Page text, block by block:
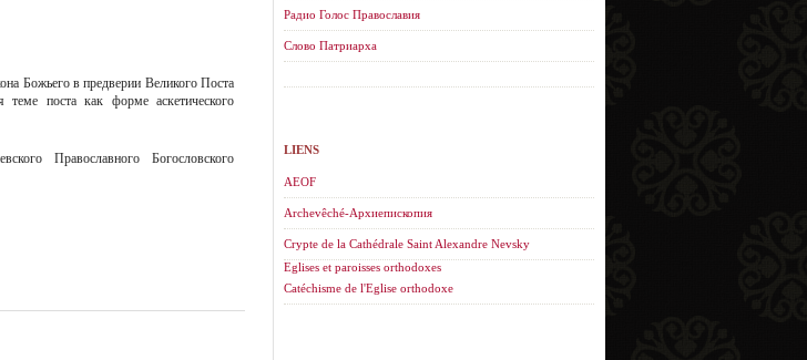
Божьего в предверии Великого Поста
теме поста как форме аскетического
Православного Богословского
Радио Голос Православия
Слово Патриарха
LIENS
AEOF
Archevêché-Архиепископия
Crypte de la Cathédrale Saint Alexandre Nevsky
Eglises et paroisses orthodoxes
Catéchisme de l'Eglise orthodoxe